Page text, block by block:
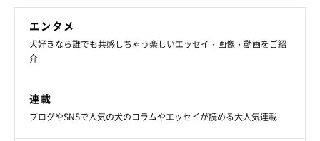
ぽん太くんのいない日々はとても寂しく、「夫婦ともに喪失感で
落ち込んでいた」
くんとの出会いがあったといいます。
飼い主さん：
「ペットショップで柴犬を見たら、少しは気が紛れるかなと思っ
エンタメ
犬好きなら誰でも共感しちゃう楽しいエッセイ・画像・動画をご紹
介
連載
ブログやSNSで人気の犬のコラムやエッセイが読める大人気連載